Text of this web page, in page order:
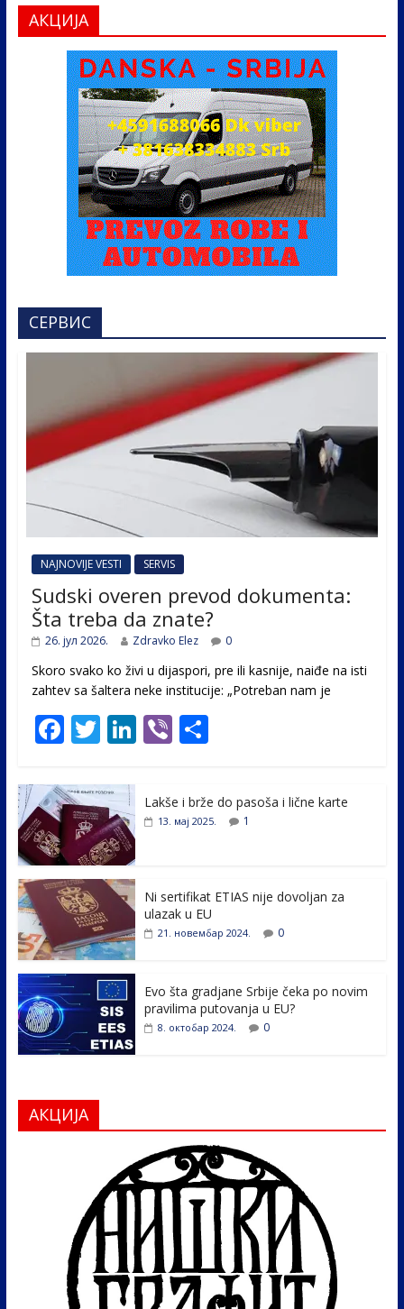
АКЦИЈА
СЕРВИС
NAJNOVIJE VESTI SERVIS
Sudski overen prevod dokumenta:
Šta treba da znate?
26. јул 2026. Zdravko Elez 0
Skoro svako ko živi u dijaspori, pre ili kasnije, naiđe na isti
zahtev sa šaltera neke institucije: „Potreban nam je
F
e
b
o
o
k
T
itt
er
Li
e
Vi
er
S
ar
e
Lakše i brže do pasoša i lične karte
13. мај 2025. 1
Ni sertifikat ETIAS nije dovoljan za
ulazak u EU
21. новембар 2024. 0
Evo šta gradjane Srbije čeka po novim
pravilima putovanja u EU?
8. октобар 2024. 0
АКЦИЈА